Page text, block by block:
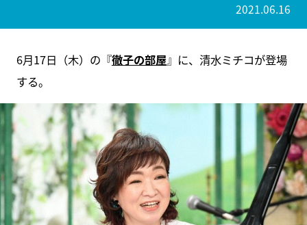
2021.06.16
6月17日（木）の『徹子の部屋』に、清水ミチコが登場
する。